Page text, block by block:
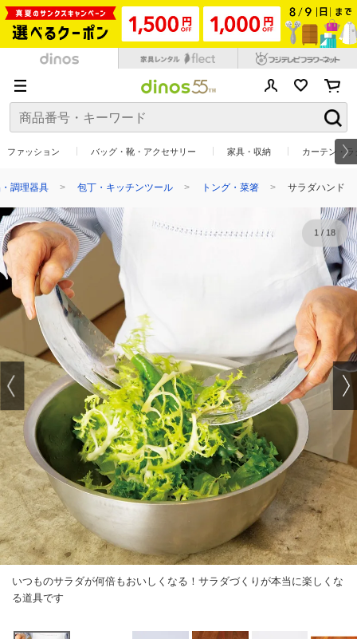
ファッション バッグ・靴・アクセサリー 家具・収納 カーテン・
調理器具 包丁・キッチンツール トング・菜箸 サラダハンド
いつものサラダが何倍もおいしくなる！サラダづくりが本当に楽しくな
る道具です
1/ 18